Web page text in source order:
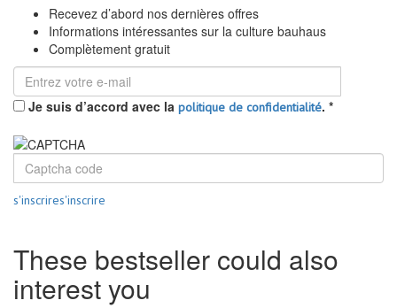
Recevez d’abord nos dernières offres
Informations intéressantes sur la culture bauhaus
Complètement gratuit
Je suis d’accord avec la politique de confidentialité. *
s'inscrires'inscrire
These bestseller could also
interest you